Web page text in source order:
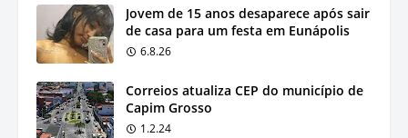
Jovem de 15 anos desaparece após sair
de casa para um festa em Eunápolis
6.8.26
Correios atualiza CEP do município de
Capim Grosso
1.2.24